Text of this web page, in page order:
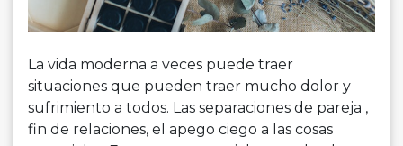
La vida moderna a veces puede traer
situaciones que pueden traer mucho dolor y
sufrimiento a todos. Las separaciones de pareja ,
fin de relaciones, el apego ciego a las cosas